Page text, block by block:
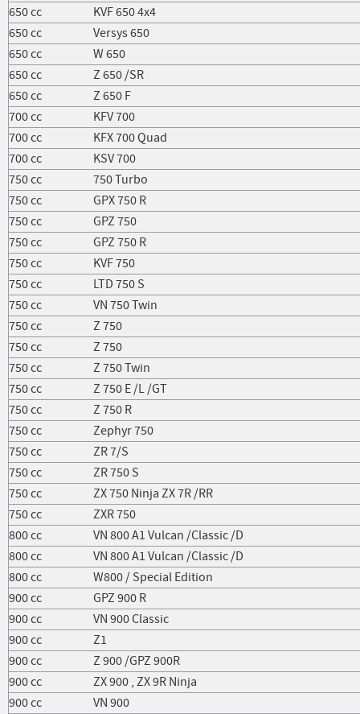
650 cc
KVF 650 4x4
650 cc
Versys 650
650 cc
W 650
650 cc
Z 650 /SR
650 cc
Z 650 F
700 cc
KFV 700
700 cc
KFX 700 Quad
700 cc
KSV 700
750 cc
750 Turbo
750 cc
GPX 750 R
750 cc
GPZ 750
750 cc
GPZ 750 R
750 cc
KVF 750
750 cc
LTD 750 S
750 cc
VN 750 Twin
750 cc
Z 750
750 cc
Z 750
750 cc
Z 750 Twin
750 cc
Z 750 E /L /GT
750 cc
Z 750 R
750 cc
Zephyr 750
750 cc
ZR 7/S
750 cc
ZR 750 S
750 cc
ZX 750 Ninja ZX 7R /RR
750 cc
ZXR 750
800 cc
VN 800 A1 Vulcan /Classic /D
800 cc
VN 800 A1 Vulcan /Classic /D
800 cc
W800 / Special Edition
900 cc
GPZ 900 R
900 cc
VN 900 Classic
900 cc
Z1
900 cc
Z 900 /GPZ 900R
900 cc
ZX 900 , ZX 9R Ninja
900 cc
VN 900